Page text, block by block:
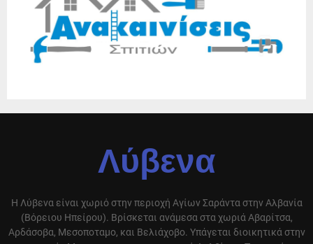
Λύβενα
Η Λύβενα είναι χωριό στην περιοχή Αγίων Σαράντα στην Αλβανία
(Βόρειου Ηπείρου). Βρίσκεται ανάμεσα στα χωριά Αβαρίτσα,
Αρδάσοβα, Μεσοποταμο, και Βελιάχοβο. Υπάγεται διοικητικά στην